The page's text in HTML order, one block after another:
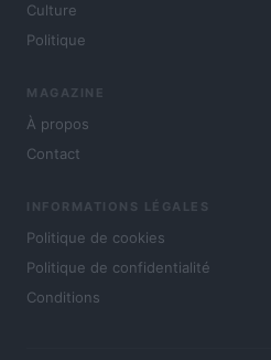
Culture
Politique
MAGAZINE
À propos
Contact
INFORMATIONS LÉGALES
Politique de cookies
Politique de confidentialité
Conditions